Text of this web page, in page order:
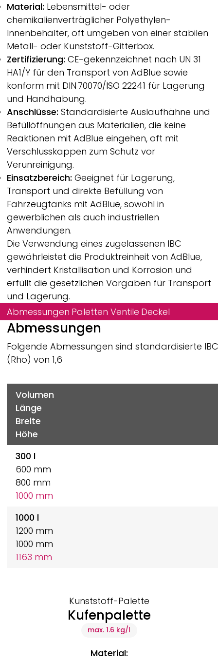
Material: Lebensmittel- oder
chemikalienverträglicher Polyethylen-
Innenbehälter, oft umgeben von einer stabilen
Metall- oder Kunststoff-Gitterbox.
Zertifizierung: CE-gekennzeichnet nach UN 31
HA1/Y für den Transport von AdBlue sowie
konform mit DIN 70070/ISO 22241 für Lagerung
und Handhabung.
Anschlüsse: Standardisierte Auslaufhähne und
Befüllöffnungen aus Materialien, die keine
Reaktionen mit AdBlue eingehen, oft mit
Verschlusskappen zum Schutz vor
Verunreinigung.
Einsatzbereich: Geeignet für Lagerung,
Transport und direkte Befüllung von
Fahrzeugtanks mit AdBlue, sowohl in
gewerblichen als auch industriellen
Anwendungen.
Die Verwendung eines zugelassenen IBC
gewährleistet die Produktreinheit von AdBlue,
verhindert Kristallisation und Korrosion und
erfüllt die gesetzlichen Vorgaben für Transport
und Lagerung.
Abmessungen Paletten Ventile Deckel
Abmessungen
Folgende Abmessungen sind standardisierte
(Rho) von 1,6
Volumen
Länge
Breite
Höhe
300 l
600 mm
800 mm
1000 mm
1000 l
1200 mm
1000 mm
1163 mm
Kunststoff-Palette
Kufenpalette
max. 1.6 kg/l
Material: